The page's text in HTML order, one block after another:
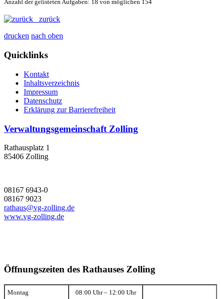
Anzahl der gelisteten Aufgaben: 18 von möglichen 154
zurück
drucken nach oben
Quicklinks
Kontakt
Inhaltsverzeichnis
Impressum
Datenschutz
Erklärung zur Barrierefreiheit
Verwaltungsgemeinschaft Zolling
Rathausplatz 1
85406 Zolling
08167 6943-0
08167 9023
rathaus@vg-zolling.de
www.vg-zolling.de
Öffnungszeiten des Rathauses Zolling
Montag 08:00 Uhr – 12:00 Uhr